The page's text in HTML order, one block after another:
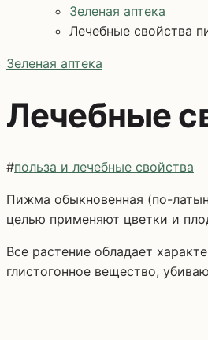
Зеленая аптека
Лечебные свойства
Зеленая аптека
Лечебные
#польза и лечебные свойства
Пижма обыкновенная (по-латыни Tanacetum vulgare L) также известна под названиями: дикая рябинка, полевая рябинка, девятибрат и девятильник. С лечебной
целью применяют цветки и
Все растение обладает
глистогонное вещество,